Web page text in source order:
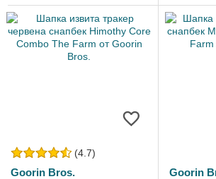
(4.7)
Goorin Bros.
Goorin